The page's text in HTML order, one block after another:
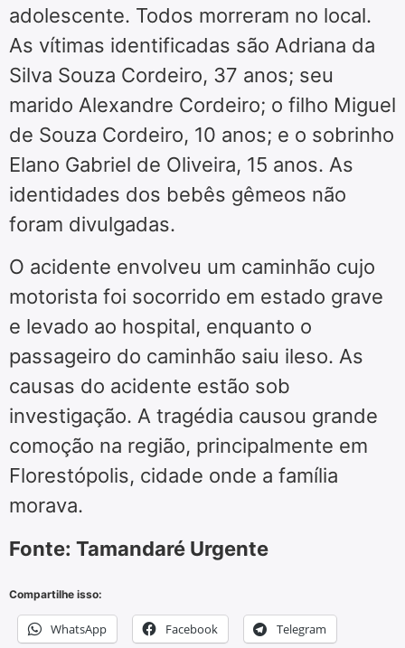
adolescente. Todos morreram no local.
As vítimas identificadas são Adriana da
Silva Souza Cordeiro, 37 anos; seu
marido Alexandre Cordeiro; o filho Miguel
de Souza Cordeiro, 10 anos; e o sobrinho
Elano Gabriel de Oliveira, 15 anos. As
identidades dos bebês gêmeos não
foram divulgadas.
O acidente envolveu um caminhão cujo
motorista foi socorrido em estado grave
e levado ao hospital, enquanto o
passageiro do caminhão saiu ileso. As
causas do acidente estão sob
investigação. A tragédia causou grande
comoção na região, principalmente em
Florestópolis, cidade onde a família
morava.
Fonte: Tamandaré Urgente
Compartilhe isso:
WhatsApp Facebook Telegram